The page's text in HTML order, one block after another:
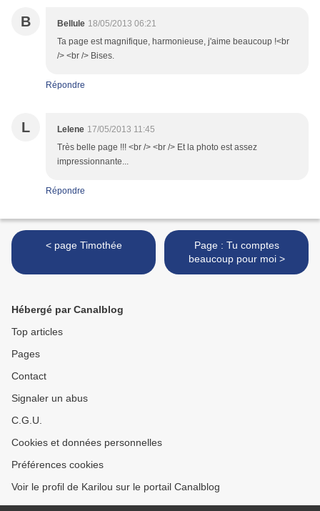
B Bellule 18/05/2013 06:21
Ta page est magnifique, harmonieuse, j'aime beaucoup !<br
/> <br /> Bises.
Répondre
L Lelene 17/05/2013 11:45
Très belle page !!! <br /> <br /> Et la photo est assez
impressionnante...
Répondre
< page Timothée
Page : Tu comptes
beaucoup pour moi >
Hébergé par Canalblog
Top articles
Pages
Contact
Signaler un abus
C.G.U.
Cookies et données personnelles
Préférences cookies
Voir le profil de Karilou sur le portail Canalblog